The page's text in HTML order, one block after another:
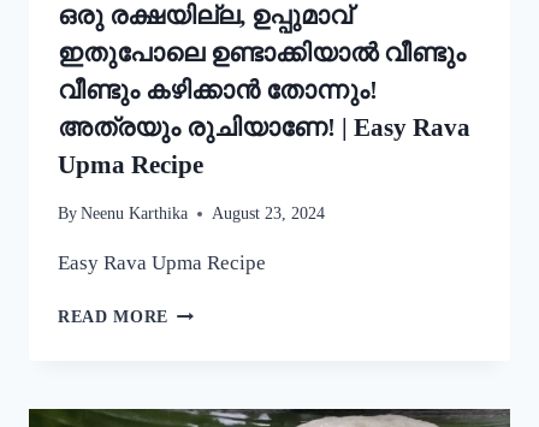
ഒരു രക്ഷയില്ല, ഉപ്പുമാവ്
ഇതുപോലെ ഉണ്ടാക്കിയാൽ വീണ്ടും
വീണ്ടും കഴിക്കാൻ തോന്നും!
അത്രയും രുചിയാണേ! | Easy Rava
Upma Recipe
By Neenu Karthika August 23, 2024
Easy Rava Upma Recipe
READ MORE ഒരു
ഉണ്ടാക്കിയാൽ